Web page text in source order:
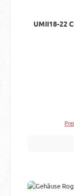
UMII18-22